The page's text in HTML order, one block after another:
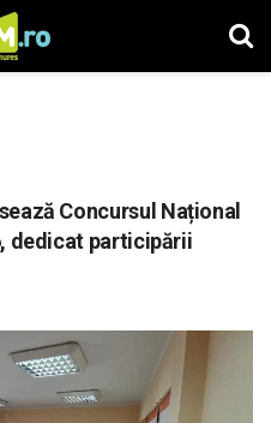
Concursul Național
dedicat participării